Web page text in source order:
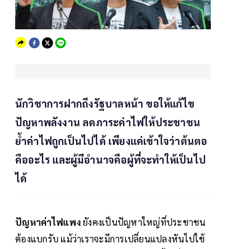
นักวิชาการฝากถึงรัฐบาลหน้า ขอให้แก้ไข
ปัญหาพลังงาน ลดภาระค่าไฟให้ประชาชน
ย้ำค่าไฟถูกเป็นไปได้ เพียงแค่เข้าใจว่าต้นตอ
คืออะไร และผู้มีอำนาจคือผู้ที่จะทำให้เป็นไป
ได้
ปัญหาค่าไฟแพงยังคงเป็นปัญหาใหญ่ที่ประชาชน
ต้องแบกรับ แม้ว่าเราจะมีการเปลี่ยนแปลงหันไปใช้